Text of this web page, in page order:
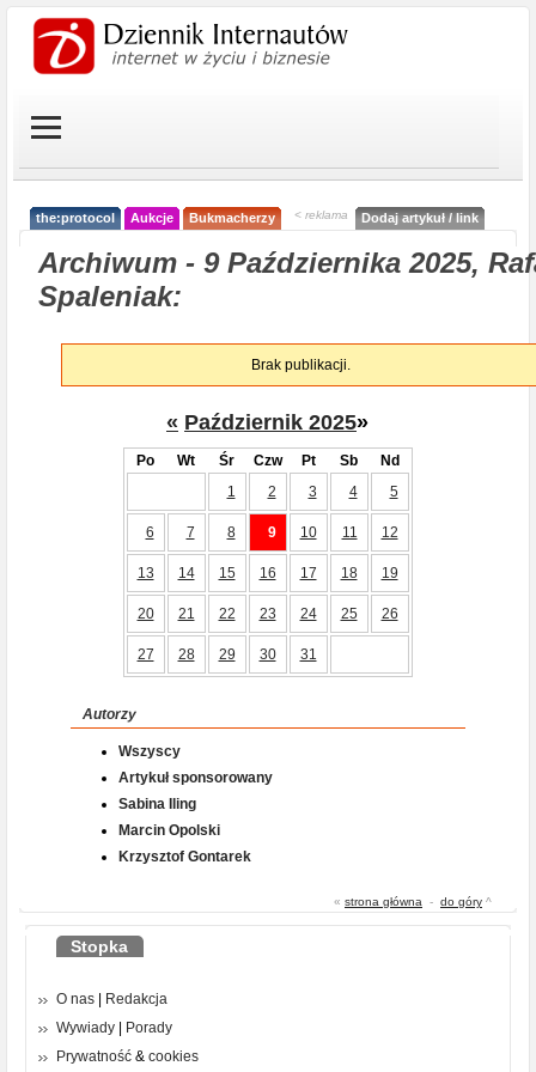
the:protocol Aukcje Bukmacherzy < reklama Dodaj artykuł / link
Archiwum - 9 Października 2025,
Spaleniak:
Brak publikacji.
« Październik 2025»
Po Wt Śr Czw Pt Sb
Nd
1
2 3 4 5
6 7 8 9 10 11 12
13 14 15 16 17 18 19
20 21 22 23 24 25 26
27 28 29 30 31
Autorzy
Wszyscy
Artykuł sponsorowany
Sabina Iling
Marcin Opolski
Krzysztof Gontarek
« strona główna - do góry ^
Stopka
O nas
Redakcja
Wywiady
Porady
Prywatność & cookies